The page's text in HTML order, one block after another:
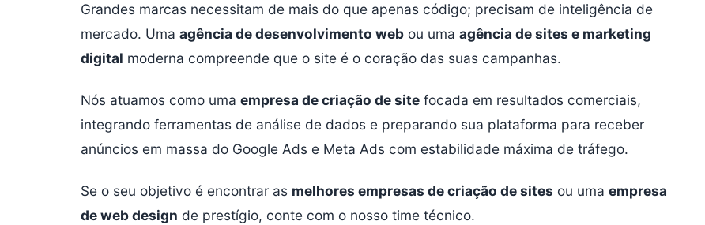
Grandes marcas necessitam de mais do que apenas código; precisam de inteligência de
mercado. Uma agência de desenvolvimento web ou uma agência de sites e marketing
digital moderna compreende que o site é o coração das suas campanhas.
Nós atuamos como uma empresa de criação de site focada em resultados comerciais,
integrando ferramentas de análise de dados e preparando sua plataforma para receber
anúncios em massa do Google Ads e Meta Ads com estabilidade máxima de tráfego.
Se o seu objetivo é encontrar as melhores empresas de criação de sites ou uma empresa
de web design de prestígio, conte com o nosso time técnico.